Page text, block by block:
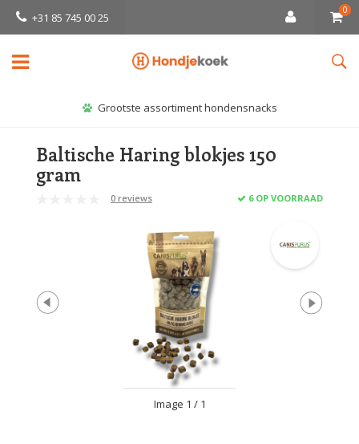
+31 85 745 00 25
0
Grootste assortiment hondensnacks
Baltische Haring blokjes 150
gram
0 reviews 6 OP VOORRAAD
Image 1 / 1